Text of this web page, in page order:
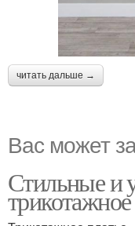
читать дальше →
Вас может
Стильные и